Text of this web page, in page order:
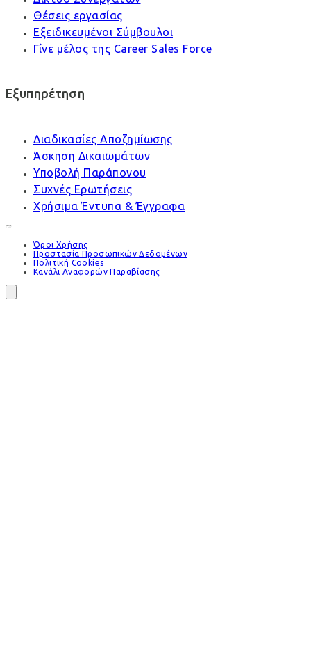
Θέσεις εργασίας
Εξειδικευμένοι Σύμβουλοι
Γίνε μέλος της Career Sales Force
Εξυπηρέτηση
Διαδικασίες Αποζημίωσης
Άσκηση Δικαιωμάτων
Υποβολή Παράπονου
Συχνές Ερωτήσεις
Χρήσιμα Έντυπα & Έγγραφα
Όροι Χρήσης
Προστασία Προσωπικών Δεδομένων
Πολιτική Cookies
Κανάλι Αναφορών Παραβίασης